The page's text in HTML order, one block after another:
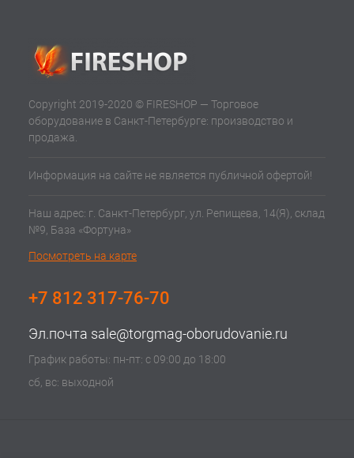
Copyright 2019-2020 © FIRESHOP — Торговое
оборудование в Санкт-Петербурге: производство и
продажа.
Информация на сайте не является публичной офертой!
Наш адрес: г. Санкт-Петербург, ул. Репищева, 14(Я), склад
№9, База «Фортуна»
Посмотреть на карте
+7 812 317-76-70
Эл.почта sale@torgmag-oborudovanie.ru
График работы: пн-пт: с 09:00 до 18:00
сб, вс: выходной